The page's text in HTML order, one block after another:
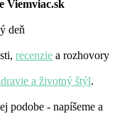
Viemviac.sk
deň
recenzie a rozhovory
a životný štýl.
podobe - napíšeme a